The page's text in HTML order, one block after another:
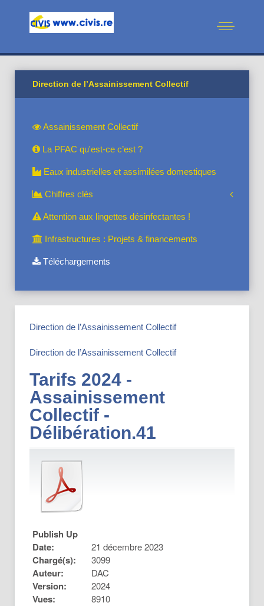
Direction de l’Assainissement Collectif
Assainissement Collectif
La PFAC qu'est-ce c’est ?
Eaux industrielles et assimilées domestiques
Chiffres clés
Attention aux lingettes désinfectantes !
Infrastructures : Projets & financements
Téléchargements
Direction de l’Assainissement Collectif
Direction de l’Assainissement Collectif
Tarifs 2024 -
Assainissement
Collectif -
Délibération.41
Publish Up
Date:
21 décembre 2023
Chargé(s): 3099
Auteur: DAC
Version: 2024
Vues: 8910